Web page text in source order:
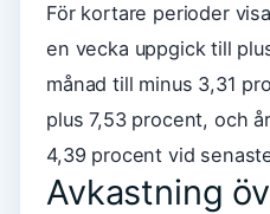
För kortare perioder
en vecka uppgick till
månad till minus 3,31
plus 7,53 procent, och
4,39 procent vid
Avkastning